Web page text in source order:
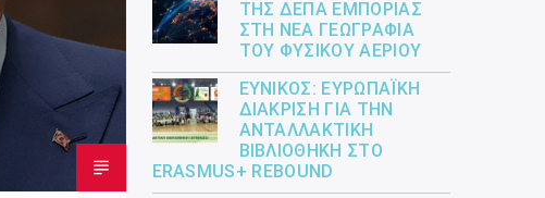
ΤΗΣ ΔΕΠΑ ΕΜΠΟΡΊΑΣ
ΣΤΗ ΝΈΑ ΓΕΩΓΡΑΦΊΑ
ΤΟΥ ΦΥΣΙΚΟΎ ΑΕΡΊΟΥ
ΕΎΝΙΚΟΣ: ΕΥΡΩΠΑΪΚΉ
ΔΙΆΚΡΙΣΗ ΓΙΑ ΤΗΝ
ΑΝΤΑΛΛΑΚΤΙΚΉ
ΒΙΒΛΙΟΘΉΚΗ ΣΤΟ
ERASMUS+ REBOUND